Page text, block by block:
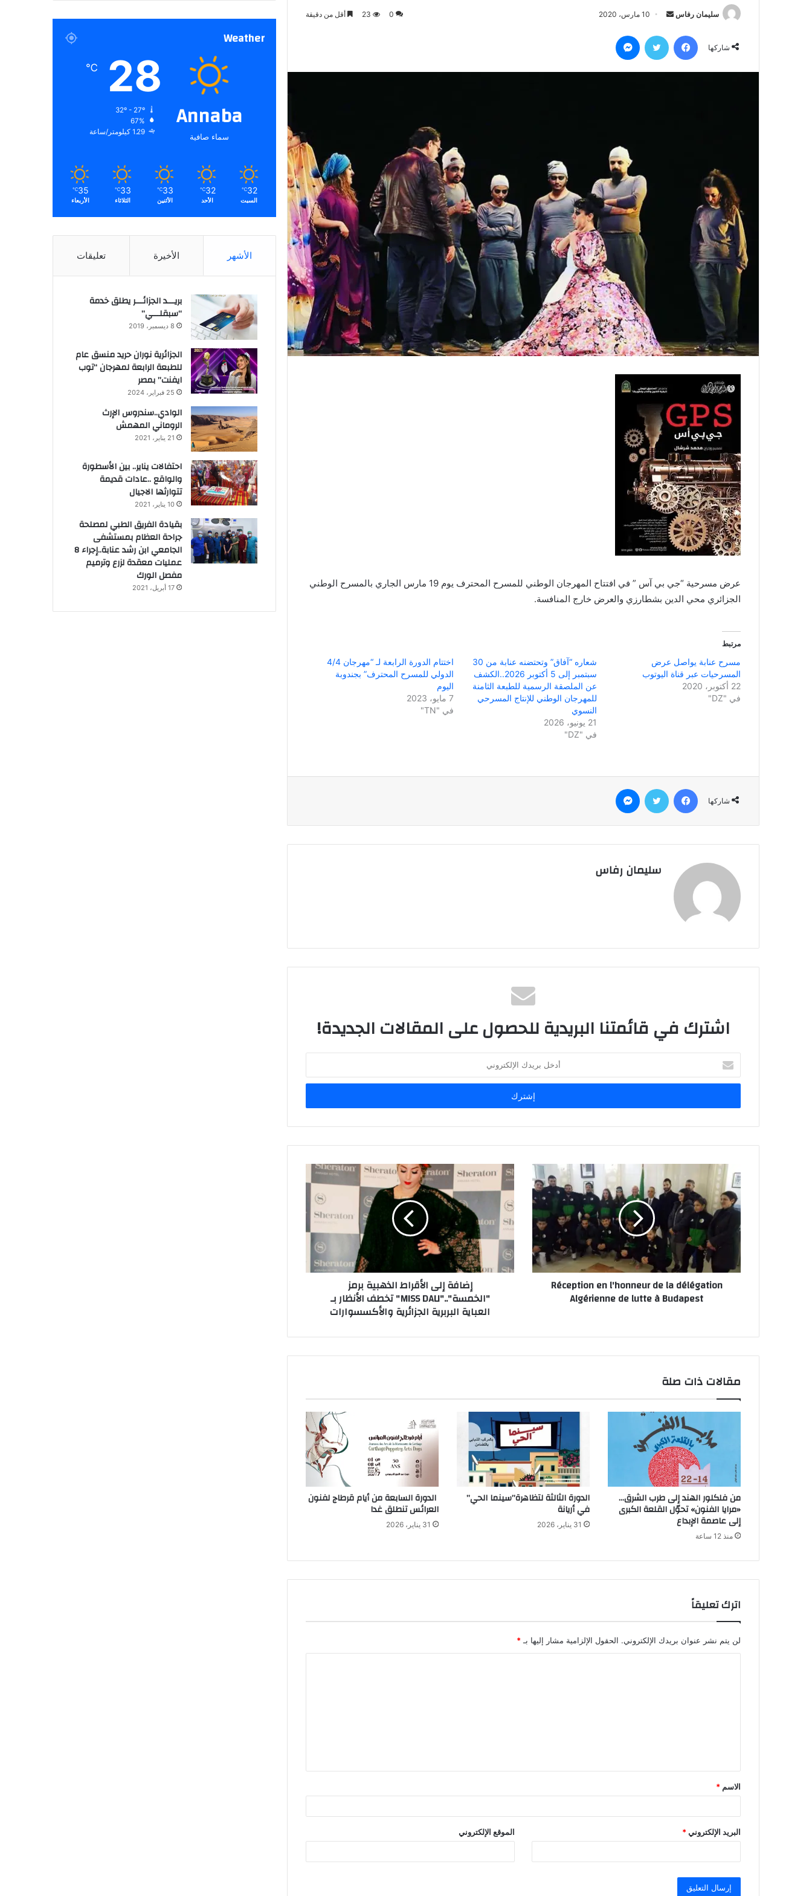
سليمان رفاس
س
ل
ب
10 مارس، 2020 0
23 أقل من دقيقة
شاركها
عرض مسرحية “جي بي آس ” في ا
فتتاح المهرجان الوطني للمسرح المحترف يوم 19 مارس الجاري بالمسرح الوطني
الجزائري محي الدين بشطارزي والعرض خارج المنافسة.
مرتبط
مسرح عنابة يواصل عرض
المسرحيات عبر قناة اليوتوب
22 أكتوبر، 2020
في "DZ"
شعاره “آفاق” وتحتضنه عنابة من 30
سبتمبر إلى 5 أكتوبر 2026..الكشف
عن الملصقة الرسمية للطبعة الثامنة
للمهرجان الوطني للإنتاج المسرحي
النسوي
21 يونيو، 2026
في "DZ"
اختتام الدورة الرابعة لـ “مهرجان 4/4
الدولي للمسرح المحترف” بجندوبة
اليوم
7 مايو، 2023
في "TN"
شاركها
سليمان رفاس
اشترك في قائمتنا البريدية للحصول على المقالات الجديدة!
خ
ب
د
ا
ل
ل
ك
و
ن
Réception en l'honneur de la délégation
Algérienne de lutte à Budapest
إضافة إلى الأقراط الذهبية برمز
"الخمسة".."MISS DALI" تخطف الأنظار بـ
العباية البربرية الجزائرية والأكسسوارات
مقالات ذات صلة
من فلكلور الهند إلى طرب الشرق…
«مرايا الفنون» تحوّل القلعة الكبرى
إلى عاصمة الإبداع
منذ 12 ساعة
الدورة الثالثة لتظاهرة”سينما الحي”
في أريانة
31 يناير، 2026
الدورة السابعة من أيام قرطاج لفنون
العرائس تنطلق غدا
31 يناير، 2026
اترك تعليقاً
لن يتم نشر عنوان بريدك الإلكتروني. الحقول الإلزامية مشار إليها بـ*
ق
*
الاسم *
البريد الإلكتروني* الموقع الإلكتروني
Weather
Annaba
سماء صافية
28
℃
67%
1.29 كيلومتر/ساعة
32
℃
السبت
32
℃
الأحد
33
℃
الأثنين
33
℃
الثلاثاء
35
℃
الأربعاء
الأشهر الأخيرة تعليقات
بريـــد الجزائـــر يطلق خدمة
“سبقلـــي”
8 ديسمبر، 2019
الجزائرية نوران حريد منسق عام
للطبعة الرابعة لمهرجان “توب
ايفنت” بمصر
25 فبراير، 2024
الوادي..سندروس الإرث
الروماني المهمش
21 يناير، 2021
احتفالات يناير.. بين الأسطورة
والواقع ..عادات قديمة
تتوارثها الاجيال
10 يناير، 2021
بقيادة الفريق الطبي لمصلحة
جراحة العظام بمستشفى
الجامعي ابن رشد عنابة..إجراء 8
عمليات معقدة لزرع وترميم
مفصل الورك
17 أبريل، 2021